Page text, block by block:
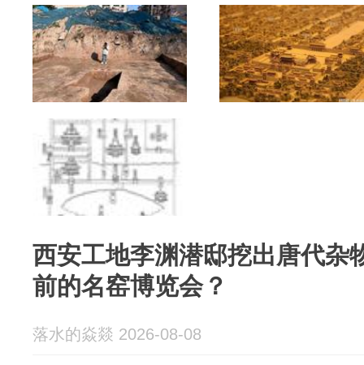
西安工地李渊潜邸挖出唐代杂
前的名窑博览会？
落水的焱燚 2026-08-08